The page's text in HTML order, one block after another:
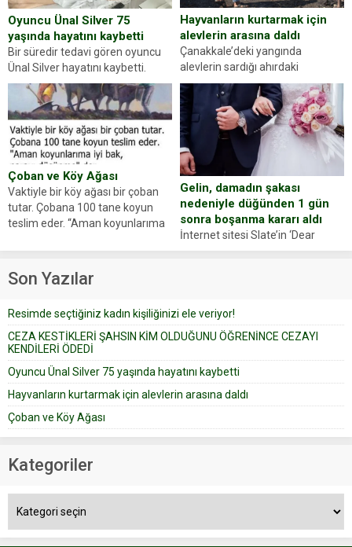
Oyuncu Ünal Silver 75
yaşında hayatını kaybetti
Bir süredir tedavi gören oyuncu
Ünal Silver hayatını kaybetti.
Haberi, oyuncunun menajerlik
ajansı duyurdu. Renda Güner,
sosyal medya hesabında “Usta
Oyuncumuz ve çok değerli
dostumuz...
Hayvanların kurtarmak için
alevlerin arasına daldı
Çanakkale’deki yangında
alevlerin sardığı ahırdaki
hayvanlarını kurtarmak isteyen
Zeki Demir (66) ölümden döndü.
Yüzünde ve ellerinde yanıklar
oluşan Demir, kâbus dolu anları
anlattı… Merkeze bağlı...
Çoban ve Köy Ağası
Vaktiyle bir köy ağası bir çoban
tutar. Çobana 100 tane koyun
teslim eder. “Aman koyunlarıma
Çoban koyunları alır gider. Aylar...
Gelin, damadın şakası
nedeniyle düğünden 1 gün
sonra boşanma kararı aldı
İnternet sitesi Slate’in ‘Dear
Prudence’ isimli tavsiye köşesine
yapıştırdığı için düğünden...
Son Yazılar
Resimde seçtiğiniz kadın kişiliğinizi ele veriyor!
CEZA KESTİKLERİ ŞAHSIN KİM OLDUĞUNU ÖĞRENİNCE CEZAYI
KENDİLERİ ÖDEDİ
Oyuncu Ünal Silver 75 yaşında hayatını kaybetti
Hayvanların kurtarmak için alevlerin arasına daldı
Çoban ve Köy Ağası
Kategoriler